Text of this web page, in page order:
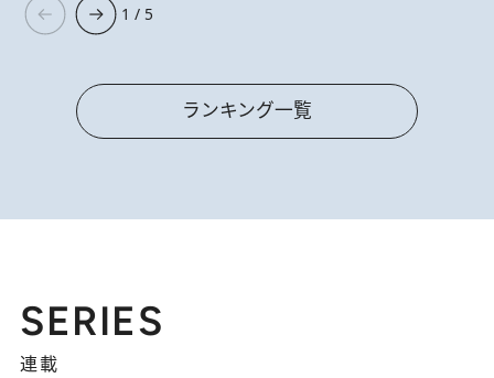
1 / 5
ランキング一覧
SERIES
連載